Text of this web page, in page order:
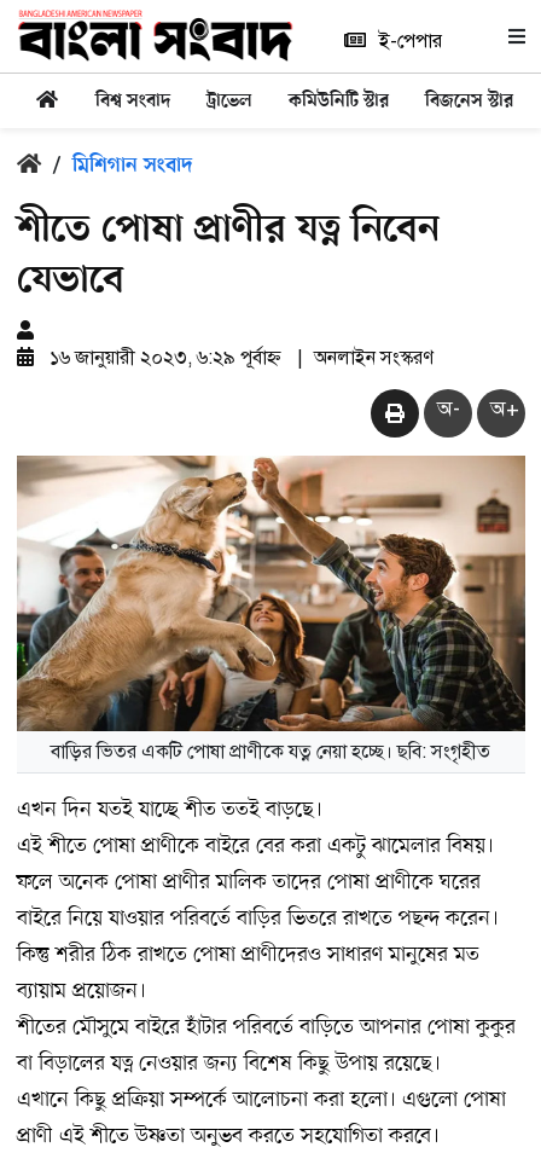
ই-পেপার
বিশ্ব সংবাদ ট্রাভেল কমিউনিটি স্টার বিজনেস স্টার
/ মিশিগান সংবাদ
শীতে পোষা প্রাণীর যত্ন নিবেন
যেভাবে
১৬ জানুয়ারী ২০২৩, ৬:২৯ পূর্বাহ্ন অনলাইন সংস্করণ
অ- অ+
বাড়ির ভিতর একটি পোষা প্রাণীকে যত্ন নেয়া হচ্ছে। ছবি: সংগৃহীত
এখন দিন যতই যাচ্ছে শীত ততই বাড়ছে।
এই শীতে পোষা প্রাণীকে বাইরে বের করা একটু ঝামেলারবিষয়।
ফলে অনেক পোষা প্রাণীর মালিক তাদের পোষা প্রাণীকে ঘরের
বাইরে নিয়ে যাওয়ার পরিবর্তে বাড়ির ভিতরে রাখতে পছন্দ করেন।
কিন্তু শরীর ঠিক রাখতে পোষা প্রাণীদেরও সাধারণ মানুষের মত
ব্যায়াম প্রয়োজন।
শীতের মৌসুমে বাইরে হাঁটার পরিবর্তে বাড়িতে আপনার পোষা কুকুর
বা বিড়ালের যত্ন নেওয়ার জন্য বিশেষ কিছু উপায় রয়েছে।
এখানে কিছু প্রক্রিয়া সম্পর্কে আলোচনা করা হলো। এগুলো পোষা
প্রাণী এই শীতে উষ্ণতা অনুভব করতে সহযোগিতা করবে।